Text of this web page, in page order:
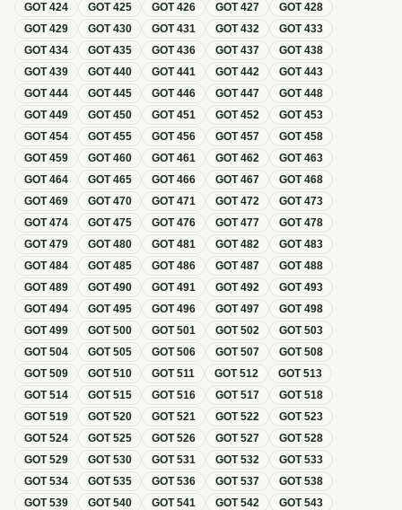
GOT424 GOT425 GOT426 GOT427 GOT428
GOT429 GOT430 GOT431 GOT432 GOT433
GOT434 GOT435 GOT436 GOT437 GOT438
GOT439 GOT440 GOT441 GOT442 GOT443
GOT444 GOT445 GOT446 GOT447 GOT448
GOT449 GOT450 GOT451 GOT452 GOT453
GOT454 GOT455 GOT456 GOT457 GOT458
GOT459 GOT460 GOT461 GOT462 GOT463
GOT464 GOT465 GOT466 GOT467 GOT468
GOT469 GOT470 GOT471 GOT472 GOT473
GOT474 GOT475 GOT476 GOT477 GOT478
GOT479 GOT480 GOT481 GOT482 GOT483
GOT484 GOT485 GOT486 GOT487 GOT488
GOT489 GOT490 GOT491 GOT492 GOT493
GOT494 GOT495 GOT496 GOT497 GOT498
GOT499 GOT500 GOT501 GOT502 GOT503
GOT504 GOT505 GOT506 GOT507 GOT508
GOT509 GOT510 GOT511 GOT512 GOT513
GOT514 GOT515 GOT516 GOT517 GOT518
GOT519 GOT520 GOT521 GOT522 GOT523
GOT524 GOT525 GOT526 GOT527 GOT528
GOT529 GOT530 GOT531 GOT532 GOT533
GOT534 GOT535 GOT536 GOT537 GOT538
GOT539 GOT540 GOT541 GOT542 GOT543